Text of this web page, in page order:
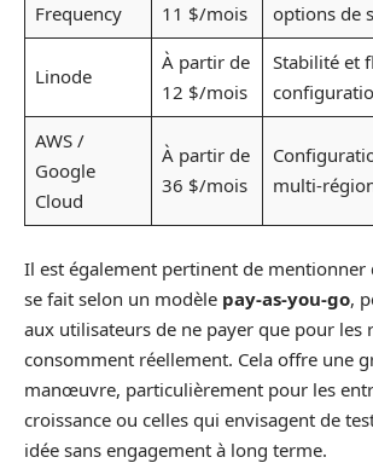
Frequency
11 $/mois
options de
Linode
À partir de
12 $/mois
Stabilité et
AWS /
Google
Cloud
À partir de
36 $/mois
multi-
Il est également pertinent de mentionner
se fait selon un modèle pay-as-you-go,
aux utilisateurs de ne payer que pour les
consomment réellement. Cela offre une
manœuvre, particulièrement pour les
croissance ou celles qui envisagent de
idée sans engagement à long terme.